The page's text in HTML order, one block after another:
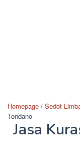
Homepage / Sedot
Tondano
Jasa